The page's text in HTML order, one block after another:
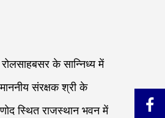
के सान्निध्य में
संरक्षक श्री के
स्थित राजस्थान भवन में